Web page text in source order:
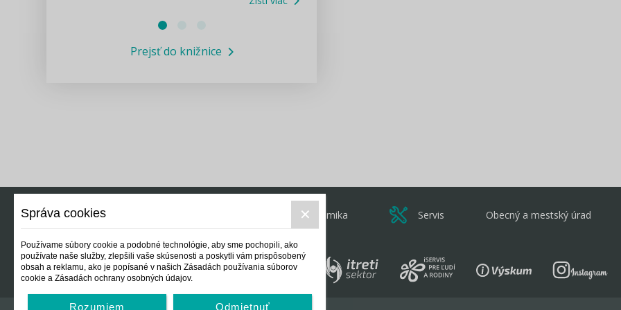
Informácie COVID19
Prejsť do knižnice
Ekonomika Servis Obecný a mestský úrad
Správa cookies
Používame súbory cookie a podobné technológie, aby sme pochopili, ako
používate naše služby, zlepšili vaše skúsenosti a poskytli vám prispôsobený
obsah a reklamu, ako je popísané v našich Zásadách používania súborov
cookie a Zásadách ochrany osobných údajov.
Rozumiem Odmietnuť